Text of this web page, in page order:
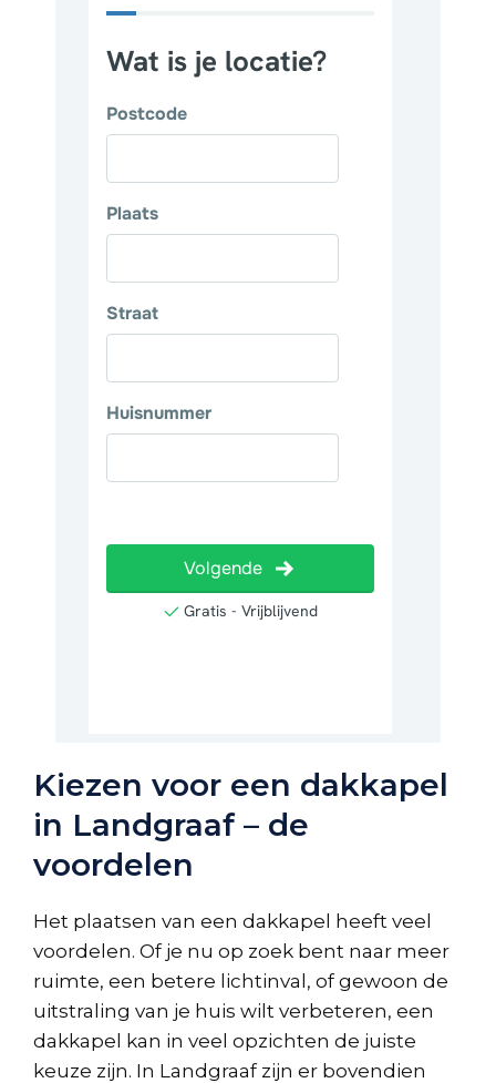
Kiezen voor een dakkapel
in Landgraaf – de
voordelen
Het plaatsen van een dakkapel heeft veel
voordelen. Of je nu op zoek bent naar meer
ruimte, een betere lichtinval, of gewoon de
uitstraling van je huis wilt verbeteren, een
dakkapel kan in veel opzichten de juiste
keuze zijn. In Landgraaf zijn er bovendien